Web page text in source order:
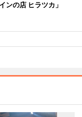
ンの店 ヒラツカ」